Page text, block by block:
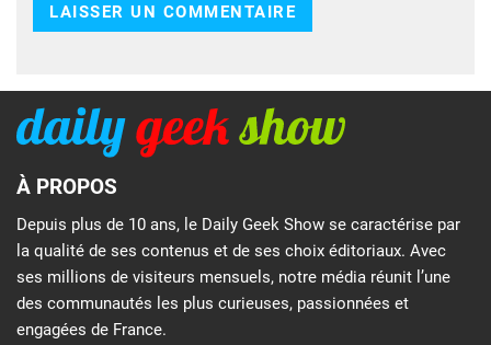
À PROPOS
Depuis plus de 10 ans, le Daily Geek Show se caractérise par
la qualité de ses contenus et de ses choix éditoriaux. Avec
ses millions de visiteurs mensuels, notre média réunit l’une
des communautés les plus curieuses, passionnées et
engagées de France.